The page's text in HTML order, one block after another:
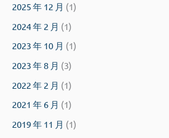
2025 年 12 月 (1)
2024 年 2 月 (1)
2023 年 10 月 (1)
2023 年 8 月 (3)
2022 年 2 月 (1)
2021 年 6 月 (1)
2019 年 11 月 (1)